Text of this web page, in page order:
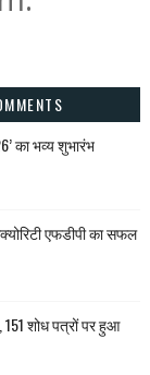
का भव्य शुभारंभ
एफडीपी का सफल
शोध पत्रों पर हुआ